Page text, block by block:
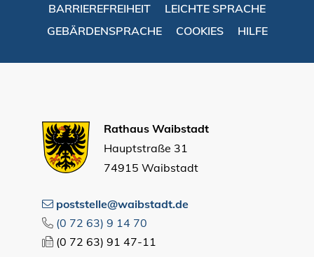
BARRIEREFREIHEIT
LEICHTE SPRACHE
GEBÄRDENSPRACHE
COOKIES HILFE
Rathaus Waibstadt
Hauptstraße 31
74915 Waibstadt
poststelle@waibstadt.de
(0 72 63) 9 14 70
(0 72 63) 91 47-11